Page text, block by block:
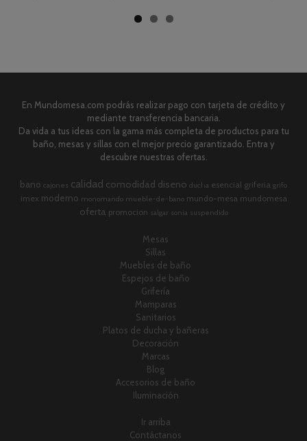
En Mundomesa.com podrás realizar pago con tarjeta de crédito y
mediante transferencia bancaria.
Da vida a tus ideas con la gama más completa de productos para tu
baño, mesas y sillas con el mejor precio garantizado. Entra y
descubre nuestras ofertas.
bano cajones calidad comodidad diseno ducha esencial griferia grifo
imex moderno monomando mueble-de-bano mundo-mesa mundomesa
oferta promocion salgar sonia suspendido
Mesas
Sillas
Muebles de baño
Espejos de baño
Grifería
Mamparas
Sanitarios
Platos de ducha y bañeras
Decoración
Marcas
Blog
Accesorios de baño
Iluminación
Ir arriba
Contáctanos